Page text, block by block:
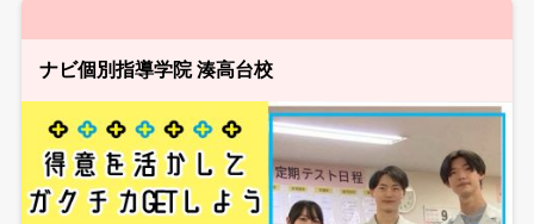
ナビ個別指導学院 湊高台校